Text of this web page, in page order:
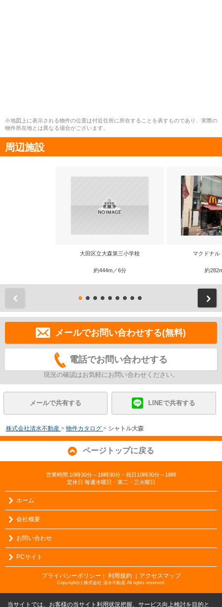
※地図上に表示される物件の位置は付近住所に所在することを表すものであり、実際の
物件所在地とは異なる場合がございます。
周辺施設
大田区立大森第三小学校
約444m／6分
マクドナル
約
メールでお問い合わせする(無料)
電話でお問い合わせする
現況の確認はお気軽にお問い合わせください。
メールで共有する LINEで共有する
株式会社清水不動産 > 物件カタログ > シャトル大森
ページトップに戻る
営業時間:10時30分～18時30分・祝日10時30分～18時
定休日:毎週水曜日・第二・三火曜日
ホーム
会社概要
お問い合わせ
PCサイト
プライバシーポリシー 利用規約 ｜アクセスマップ
Copyright(c) 株式会社 清水不動産 All rights reserved.
当サイトでは、お客様の当サイト利用状況把握、サービス向上検討を目的と